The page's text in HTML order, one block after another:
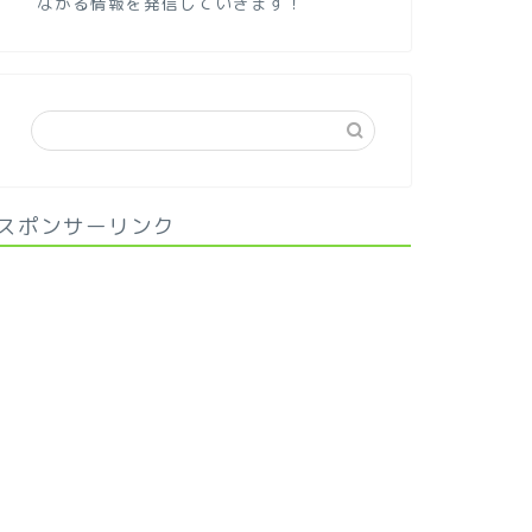
ポンサーリンク